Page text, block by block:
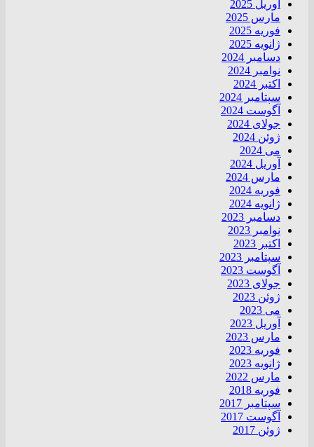
آوریل 2025
مارس 2025
فوریه 2025
ژانویه 2025
دسامبر 2024
نوامبر 2024
اکتبر 2024
سپتامبر 2024
آگوست 2024
جولای 2024
ژوئن 2024
می 2024
آوریل 2024
مارس 2024
فوریه 2024
ژانویه 2024
دسامبر 2023
نوامبر 2023
اکتبر 2023
سپتامبر 2023
آگوست 2023
جولای 2023
ژوئن 2023
می 2023
آوریل 2023
مارس 2023
فوریه 2023
ژانویه 2023
مارس 2022
فوریه 2018
سپتامبر 2017
آگوست 2017
ژوئن 2017